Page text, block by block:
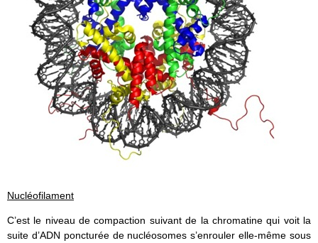
Nucléofilament
C’est le niveau de compaction suivant de la chromatine qui voit la
suite d’ADN poncturée de nucléosomes s’enrouler elle-même sous